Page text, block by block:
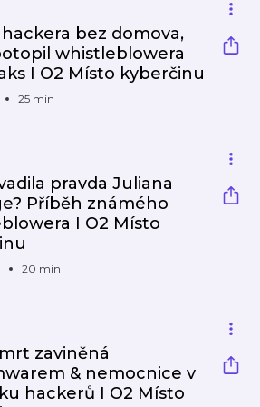
bez domova,
whistleblowera
I O2 Místo kyberčinu
25 min
pravda Juliana
Příběh známého
I O2 Místo
20 min
zaviněná
& nemocnice v
hackerů I O2 Místo